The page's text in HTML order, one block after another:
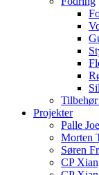
Tilbehør
Projekter
Palle
Morten
Søren
CP